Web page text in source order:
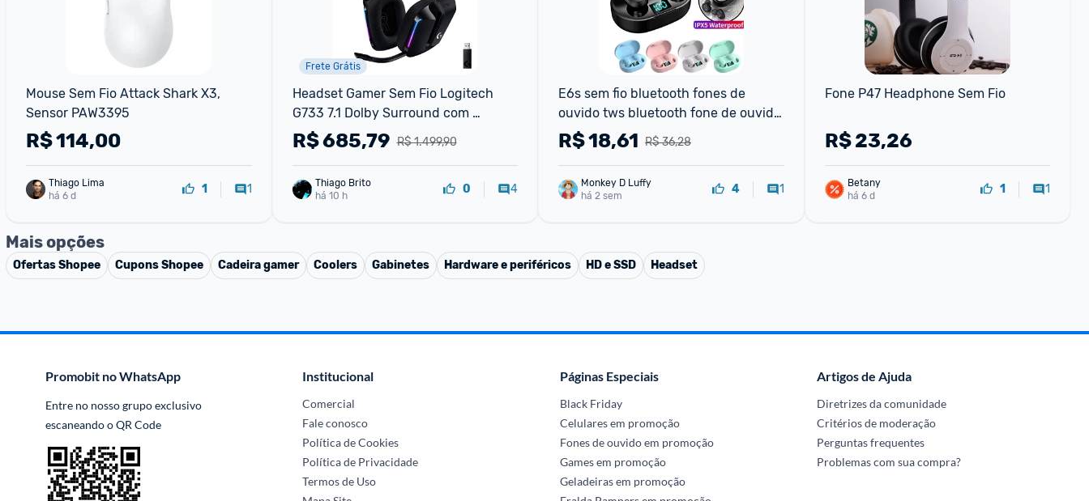
Mouse Sem Fio Attack Shark X3,
Sensor PAW3395
R$114,00
Thiago Lima
há 6 d
1 1
Frete Grátis
Headset Gamer Sem Fio Logitech
G733 7.1 Dolby Surround com
Tecnologia Blue VO!CE, RGB
LIGHTSYNC
R$ 1.499,90
R$685,79
Thiago Brito
há 10 h
0 4
E6s sem fio bluetooth fones de
ouvido tws bluetooth fone de ouvido
sem fio com cancelamento de ruído
R$ 36,28
R$18,61
Monkey D Luffy
há 2 sem
4 1
Fone P47 Headphone Sem Fio
R$23,26
Betany
há 6 d
1 1
Mais opções
OfertasShopee CuponsShopee Cadeira gamer Coolers Gabinetes Hardware e periféricos HD e SSD Headset
Promobit no WhatsApp
Entre no nosso grupo exclusivo
escaneando o QR Code
Institucional
Comercial
Fale conosco
Política de Cookies
Política de Privacidade
Termos de Uso
Páginas Especiais
Black Friday
Celulares em promoção
Fones de ouvido em promoção
Games em promoção
Geladeiras em promoção
Artigos de Ajuda
Diretrizes da comunidade
Critérios de moderação
Perguntas frequentes
Problemas com sua compra?